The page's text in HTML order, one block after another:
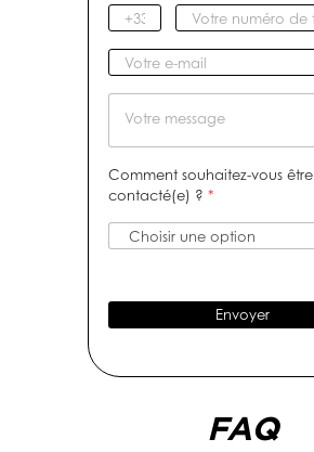
t
r
e
n
o
I
n
d
i
c
f
V
o
t
r
e
n
é
r
o
d
é
V
o
t
-
m
a
s
a
g
e
Comment souhaitez-vous être
contacté(e) ? *
Envoyer
FAQ